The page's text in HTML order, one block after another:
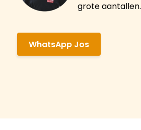
grote aantallen.
WhatsApp Jos